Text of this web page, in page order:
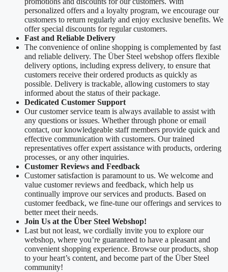
personalized offers and a loyalty program, we encourage our
customers to return regularly and enjoy exclusive benefits. We
offer special discounts for regular customers.
Fast and Reliable Delivery
The convenience of online shopping is complemented by fast
and reliable delivery. The Über Steel webshop offers flexible
delivery options, including express delivery, to ensure that
customers receive their ordered products as quickly as
possible. Delivery is trackable, allowing customers to stay
informed about the status of their package.
Dedicated Customer Support
Our customer service team is always available to assist with
any questions or issues. Whether through phone or email
contact, our knowledgeable staff members provide quick and
effective communication with customers. Our trained
representatives offer expert assistance with products, ordering
processes, or any other inquiries.
Customer Reviews and Feedback
Customer satisfaction is paramount to us. We welcome and
value customer reviews and feedback, which help us
continually improve our services and products. Based on
customer feedback, we fine-tune our offerings and services to
better meet their needs.
Join Us at the Über Steel Webshop!
Last but not least, we cordially invite you to explore our
webshop, where you’re guaranteed to have a pleasant and
convenient shopping experience. Browse our products, shop
to your heart’s content, and become part of the Über Steel
community!